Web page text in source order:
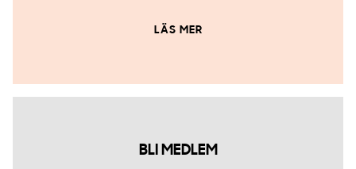
LÄS MER
BLI MEDLEM